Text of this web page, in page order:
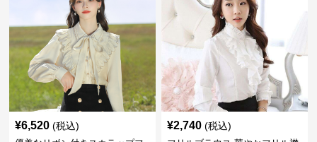
¥6,520 (税込) ¥2,740 (税込)